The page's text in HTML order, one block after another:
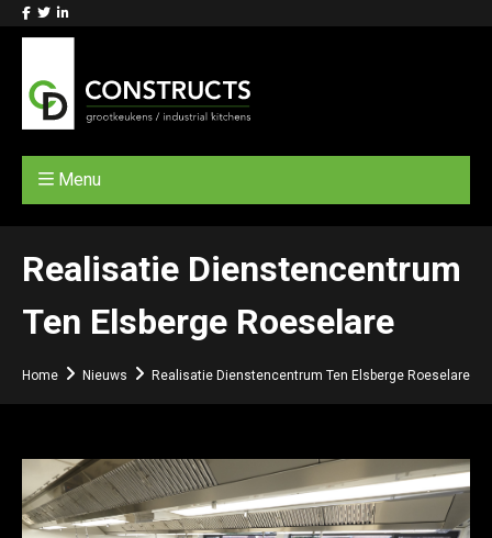
Menu
Realisatie Dienstencentrum
Ten Elsberge Roeselare
Home Nieuws Realisatie Dienstencentrum Ten Elsberge Roeselare